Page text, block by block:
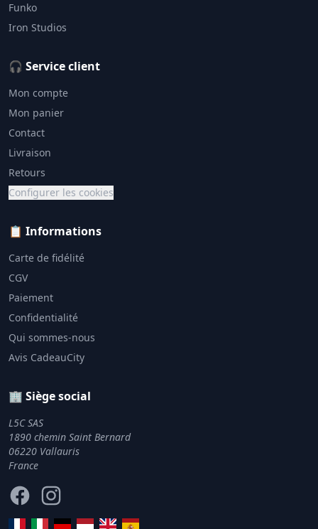
Funko
Iron Studios
🎧 Service client
Mon compte
Mon panier
Contact
Livraison
Retours
Configurer les cookies
📋 Informations
Carte de fidélité
CGV
Paiement
Confidentialité
Qui sommes-nous
Avis CadeauCity
🏢 Siège social
L5C SAS
1890 chemin Saint Bernard
06220 Vallauris
France
FacebookInstagram